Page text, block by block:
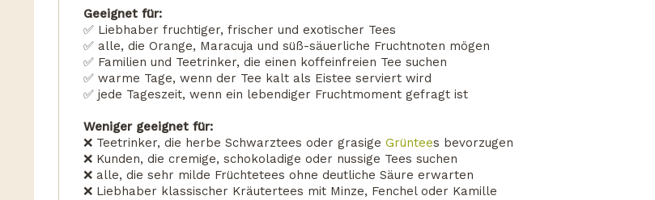
Geeignet für:
✅ Liebhaber fruchtiger, frischer und exotischer Tees
✅ alle, die Orange, Maracuja und süß-säuerliche Fruchtnoten mögen
✅ Familien und Teetrinker, die einen koffeinfreien Tee suchen
✅ warme Tage, wenn der Tee kalt als Eistee serviert wird
✅ jede Tageszeit, wenn ein lebendiger Fruchtmoment gefragt ist
Weniger geeignet für:
❌ Teetrinker, die herbe Schwarztees oder grasige Grüntees bevorzugen
❌ Kunden, die cremige, schokoladige oder nussige Tees suchen
❌ alle, die sehr milde Früchtetees ohne deutliche Säure erwarten
❌ Liebhaber klassischer Kräutertees mit Minze, Fenchel oder Kamille